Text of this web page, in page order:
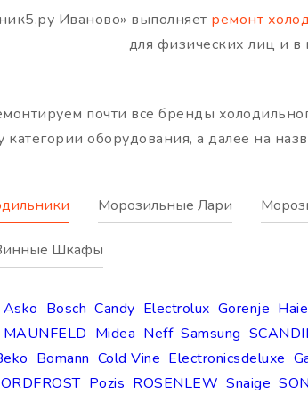
Иваново» выполняет ремонт
для физических лиц и в
почти все бренды
категории оборудования, а далее на
Asko Bosch Candy Electrolux Gorenje
MAUNFELD Midea Neff Samsung
Bomann Cold Vine Electronicsdeluxe
Pozis ROSENLEW Snaige
Морозильные Лари
Шкафы